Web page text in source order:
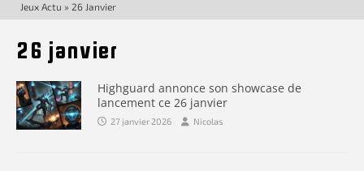
Jeux Actu » 26 Janvier
26 janvier
Highguard annonce son showcase de
lancement ce 26 janvier
27 janvier 2026 Nicolas